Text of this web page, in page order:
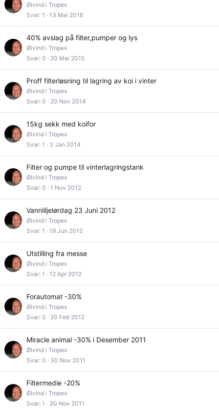
Øivind i Tropex
Svar 1 13 Mai 2016
40% avslag på filter,pumper og lys
Øivind i Tropex
Svar 0 20 Mai 2015
Proff filterløsning til lagring av koi i vinter
Øivind i Tropex
Svar 0 20 Nov 2014
15kg sekk med koifor
Øivind i Tropex
Svar 1 3 Jan 2014
Filter og pumpe til vinterlagringstank
Øivind i Tropex
Svar 0 1 Nov 2012
Vannliljelørdag 23 Juni 2012
Øivind i Tropex
Svar 1 19 Jun 2012
Utstilling fra messe
Øivind i Tropex
Svar 1 12 Apr 2012
Forautomat -30%
Øivind i Tropex
Svar 0 20 Feb 2012
Miracle animal -30% i Desember 2011
Øivind i Tropex
Svar 0 30 Nov 2011
Filtermedie -20%
Øivind i Tropex
Svar 1 30 Nov 2011